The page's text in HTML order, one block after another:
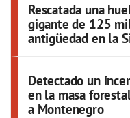
Rescatada una
gigante de 125
antigüedad en la
Detectado un
en la masa
a Montenegro